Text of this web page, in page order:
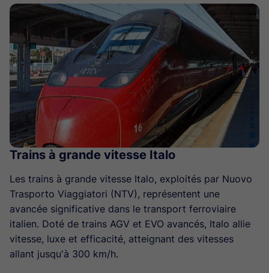
Trains à grande vitesse Italo
Les trains à grande vitesse Italo, exploités par Nuovo
Trasporto Viaggiatori (NTV), représentent une
avancée significative dans le transport ferroviaire
italien. Doté de trains AGV et EVO avancés, Italo allie
vitesse, luxe et efficacité, atteignant des vitesses
allant jusqu'à 300 km/h.